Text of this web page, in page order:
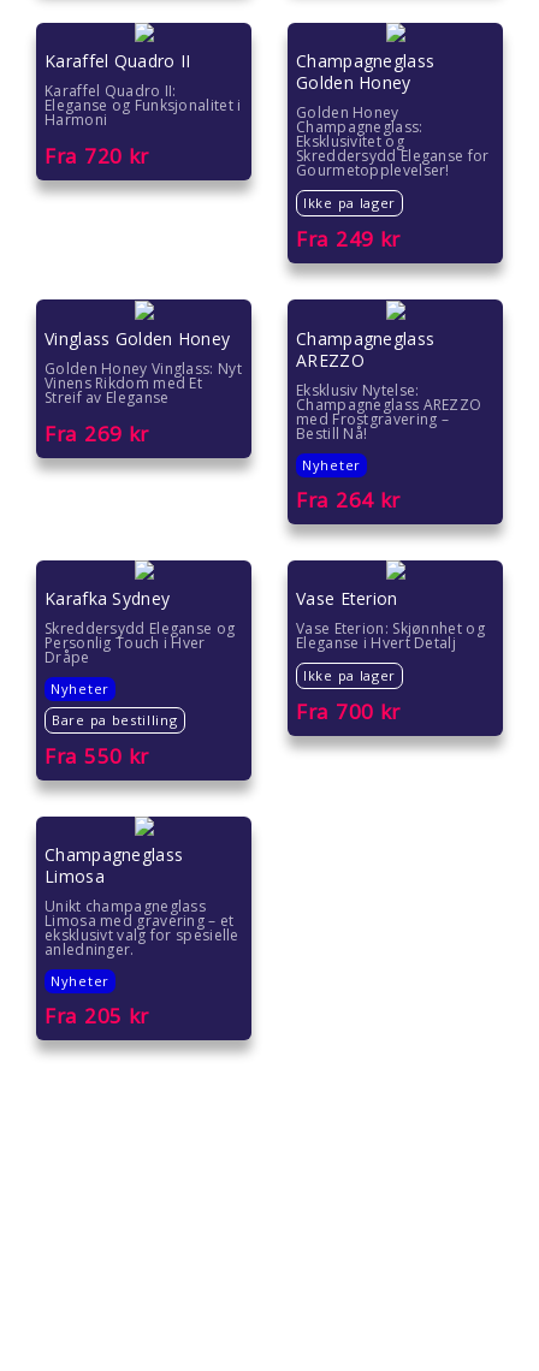
Karaffel Quadro II
Karaffel Quadro II:
Eleganse og Funksjonalitet i
Harmoni
Fra 720 kr
Champagneglass
Golden Honey
Golden Honey
Champagneglass:
Eksklusivitet og
Skreddersydd Eleganse for
Gourmetopplevelser!
Ikke pa lager
Fra 249 kr
Vinglass Golden Honey
Golden Honey Vinglass: Nyt
Vinens Rikdom med Et
Streif av Eleganse
Fra 269 kr
Champagneglass
AREZZO
Eksklusiv Nytelse:
Champagneglass AREZZO
med Frostgravering –
Bestill Nå!
Nyheter
Fra 264kr
Karafka Sydney
Skreddersydd Eleganse og
Personlig Touch i Hver
Dråpe
Nyheter
Bare pa bestilling
Fra 550 kr
Vase Eterion
Vase Eterion: Skjønnhet og
Eleganse i Hvert Detalj
Ikke pa lager
Fra 700 kr
Champagneglass
Limosa
Unikt champagneglass
Limosa med gravering – et
eksklusivt valg for spesielle
anledninger.
Nyheter
Fra 205 kr